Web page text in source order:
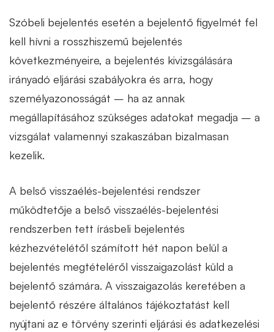
Szóbeli bejelentés esetén a bejelentő figyelmét fel
kell hívni a rosszhiszemű bejelentés
következményeire, a bejelentés kivizsgálására
irányadó eljárási szabályokra és arra, hogy
személyazonosságát – ha az annak
megállapításához szükséges adatokat megadja – a
vizsgálat valamennyi szakaszában bizalmasan
kezelik.
A belső visszaélés-bejelentési rendszer
működtetője a belső visszaélés-bejelentési
rendszerben tett írásbeli bejelentés
kézhezvételétől számított hét napon belül a
bejelentés megtételéről visszaigazolást küld a
bejelentő számára. A visszaigazolás keretében a
bejelentő részére általános tájékoztatást kell
nyújtani az e törvény szerinti eljárási és adatkezelési